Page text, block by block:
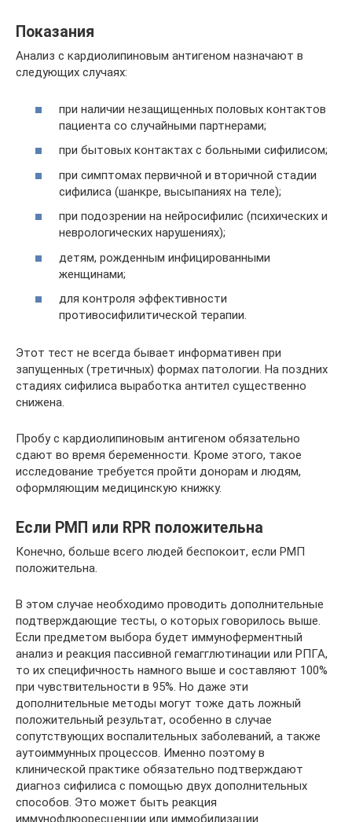
Показания
Анализ с кардиолипиновым антигеном назначают в
следующих случаях:
при наличии незащищенных половых контактов
пациента со случайными партнерами;
при бытовых контактах с больными сифилисом;
при симптомах первичной и вторичной стадии
сифилиса (шанкре, высыпаниях на теле);
при подозрении на нейросифилис (психических и
неврологических нарушениях);
детям, рожденным инфицированными
женщинами;
для контроля эффективности
противосифилитической терапии.
Этот тест не всегда бывает информативен при
запущенных (третичных) формах патологии. На поздних
стадиях сифилиса выработка антител существенно
снижена.
Пробу с кардиолипиновым антигеном обязательно
сдают во время беременности. Кроме этого, такое
исследование требуется пройти донорам и людям,
оформляющим медицинскую книжку.
Если РМП или RPR положительна
Конечно, больше всего людей беспокоит, если РМП
положительна.
В этом случае необходимо проводить дополнительные
подтверждающие тесты, о которых говорилось выше.
Если предметом выбора будет иммуноферментный
анализ и реакция пассивной гемагглютинации или РПГА,
то их специфичность намного выше и составляют 100%
при чувствительности в 95%. Но даже эти
дополнительные методы могут тоже дать ложный
положительный результат, особенно в случае
сопутствующих воспалительных заболеваний, а также
аутоиммунных процессов. Именно поэтому в
клинической практике обязательно подтверждают
диагноз сифилиса с помощью двух дополнительных
способов. Это может быть реакция
иммунофлюоресценции или иммобилизации